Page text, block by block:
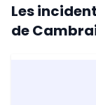
Les
de